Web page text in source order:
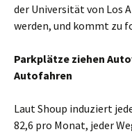
der Universität von Los
werden, und kommt zu
Parkplätze ziehen
Autofahren
Laut Shoup induziert
82,6 pro Monat, jeder